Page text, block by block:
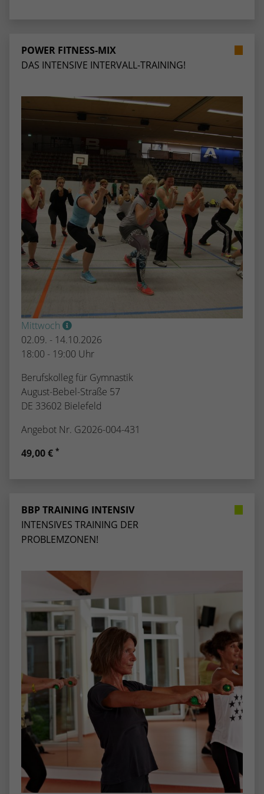
POWER FITNESS-MIX
DAS INTENSIVE INTERVALL-TRAINING!
Mittwoch
02.09. - 14.10.2026
18:00 - 19:00 Uhr
Berufskolleg für Gymnastik
August-Bebel-Straße 57
DE 33602 Bielefeld
Angebot Nr. G2026-004-431
49,00 € *
BBP TRAINING INTENSIV
INTENSIVES TRAINING DER
PROBLEMZONEN!
Name _dc_gtm_UA-53600496-1
Laufzeit
Dieser Cookie identifiziert die Besucher
nach Alter, Geschlecht oder Interessen
und nutzt dazu den DoubleClick des
Google Tag Manager, um die gezielte
Anzeigenplatzierung zu vereinfachen.